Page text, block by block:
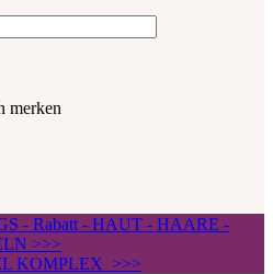
merken
- Rabatt - HAUT - HAARE -
>>>
KOMPLEX >>>